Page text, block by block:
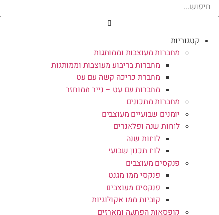
קטגוריות
מחברות מעוצבות וממותגות
מחברות בריבוע מעוצבות וממותגות
מחברת כריכה קשה עם עט
מחברות עם עט – נייר ממוחזר
מחברות מתכונים
יומנים שבועיים מעוצבים
לוחות שנה ופלאנרים
לוחות שנה
לוח תכנון שבועי
פנקסים מעוצבים
פנקסי ממו מגנט
פנקסים מעוצבים
קוביות ממו אקולוגיות
קופסאות הפתעה ומארזים